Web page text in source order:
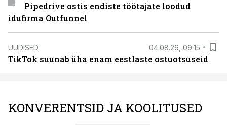
Pipedrive ostis endiste töötajate loodud
idufirma Outfunnel
UUDISED 04.08.26, 09:15
TikTok suunab üha enam eestlaste ostuotsuseid
KONVERENTSID JA KOOLITUSED